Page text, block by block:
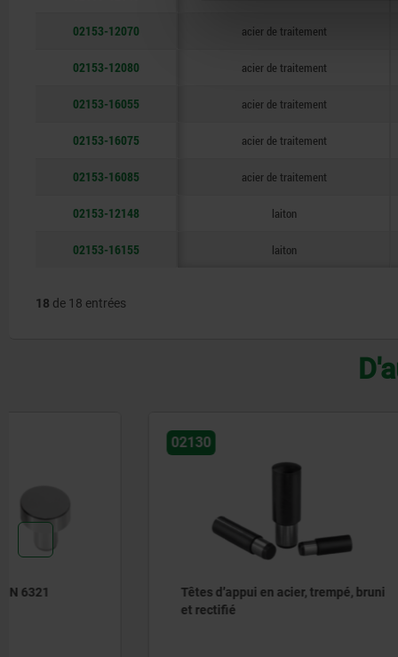
02153-12070 acier de traitement
02153-12080 acier de traitement
02153-16055 acier de traitement
02153-16075 acier de traitement
02153-16085 acier de traitement
02153-12148 laiton
02153-16155 laiton
18 de 18 entrées
Têtes d’appui en acier, trempé, bruni
Têtes